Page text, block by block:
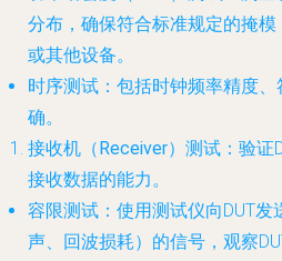
分布，确保符合标准规定的掩
或其他设备。
时序测试 ：包括时钟频率精度
确。
接收机（Receiver）测试 ：验
接收数据的能力。
容限测试 ：使用测试仪向DUT
声、回波损耗）的信号，观察